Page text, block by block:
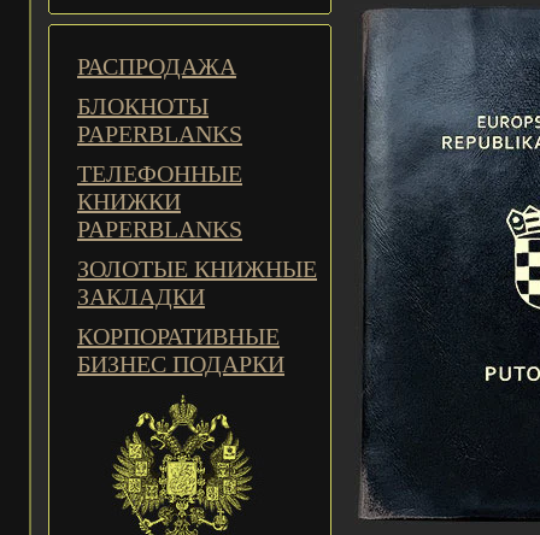
РАСПРОДАЖА
БЛОКНОТЫ
PAPERBLANKS
ТЕЛЕФОННЫЕ
КНИЖКИ
PAPERBLANKS
ЗОЛОТЫЕ КНИЖНЫЕ
ЗАКЛАДКИ
КОРПОРАТИВНЫЕ
БИЗНЕС ПОДАРКИ